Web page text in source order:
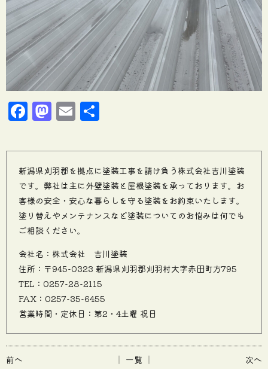
Facebook
Mastodon
Email
新潟県刈羽郡を拠点に塗装工事を請け負う株式会社吉川塗装
です。弊社は主に外壁塗装と屋根塗装を承っております。お
客様の安全・安心な暮らしを守る塗装をお約束いたします。
塗り替えやメンテナンスなど塗装についてのお悩みは何でも
ご相談ください。
会社名：株式会社 吉川塗装
住所：〒945-0323 新潟県刈羽郡刈羽村大字赤田町方795
TEL：0257-28-2115
FAX：0257-35-6455
営業時間・定休日：第2・4土曜 祝日
前へ 次へ
│ 一覧 │